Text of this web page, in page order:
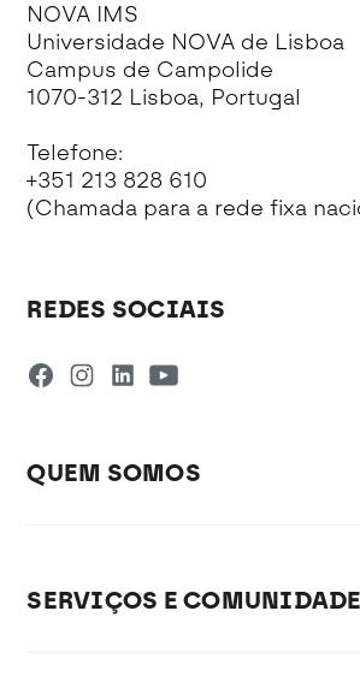
NOVA IMS
Universidade NOVA de Lisboa
Campus de Campolide
1070-312 Lisboa, Portugal
Telefone:
+351 213 828 610
(Chamada para a rede fixa
REDES SOCIAIS
QUEM SOMOS
SERVIÇOS E COMUNIDADE